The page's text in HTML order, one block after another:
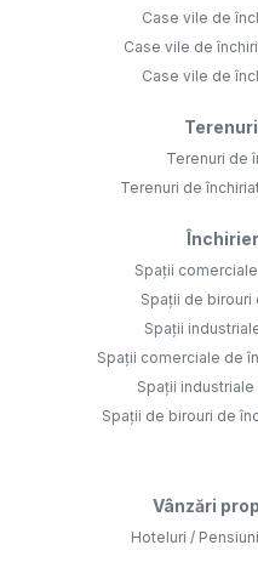
Case vile de
Case vile de
Case vile de
Terenuri de
Terenuri de
Spații
Spații de birouri
Spații
Spații comerciale de
Spații
Spații de birouri de
Vânzări
Hoteluri /